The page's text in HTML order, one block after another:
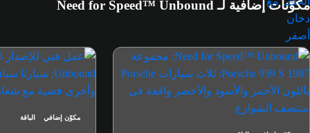
مكوّنات إضافية لـ Need for Speed™ Unbound
مكوّن إضافي الباقة